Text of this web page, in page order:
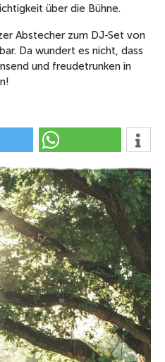
über die Bühne.
Abstecher zum DJ-Set von
Da wundert es nicht, dass
und freudetrunken in